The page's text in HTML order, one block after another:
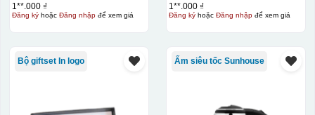
1**.000 ₫
Đăng kýhoặc Đăng nhậpđể xem giá
1**.000 ₫
Đăng kýhoặc Đăng nhậpđể xem giá
Bộ giftset In logo Ấm siêu tốc Sunhouse